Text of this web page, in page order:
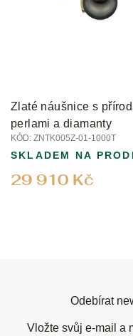
Zlaté náušnice s
perlami a diamanty
KÓD: ZNTK005Z-01-1000T
29 910 Kč
SKLADEM NA
Odebírat
Vložte svůj e-mail a